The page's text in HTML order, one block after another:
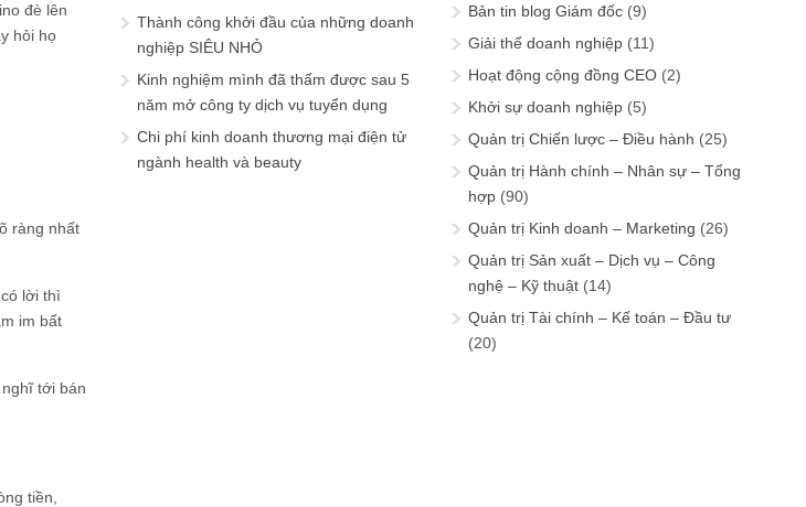
đè lên
hỏi họ
ràng nhất
lời thì
im bất
tới bán
tiền,
Thành công khởi đầu của những doanh
nghiệp SIÊU NHỎ
Kinh nghiệm mình đã thấm được sau 5
năm mở công ty dịch vụ tuyển dụng
Chi phí kinh doanh thương mại điện tử
ngành health và beauty
Bản tin blog Giám đốc (9)
Giải thể doanh nghiệp (11)
Hoạt động cộng đồng CEO (2)
Khởi sự doanh nghiệp (5)
Quản trị Chiến lược – Điều hành (25)
Quản trị Hành chính – Nhân sự – Tổng
hợp (90)
Quản trị Kinh doanh – Marketing (26)
Quản trị Sản xuất – Dịch vụ – Công
nghệ – Kỹ thuật (14)
Quản trị Tài chính – Kế toán – Đầu tư
(20)